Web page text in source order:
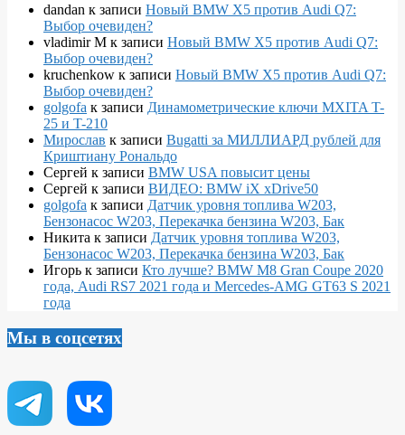
dandan к записи Новый BMW X5 против Audi Q7:
Выбор очевиден?
vladimir M к записи Новый BMW X5 против Audi Q7:
Выбор очевиден?
kruchenkow к записи Новый BMW X5 против Audi Q7:
Выбор очевиден?
golgofa к записи Динамометрические ключи MXITA T-
25 и T-210
Мирослав к записи Bugatti за МИЛЛИАРД рублей для
Криштиану Рональдо
Сергей к записи BMW USA повысит цены
Сергей к записи ВИДЕО: BMW iX xDrive50
golgofa к записи Датчик уровня топлива W203,
Бензонасос W203, Перекачка бензина W203, Бак
Никита к записи Датчик уровня топлива W203,
Бензонасос W203, Перекачка бензина W203, Бак
Игорь к записи Кто лучше? BMW M8 Gran Coupe 2020
года, Audi RS7 2021 года и Mercedes-AMG GT63 S 2021
года
Мы в соцсетях